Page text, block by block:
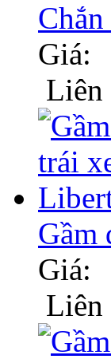
Giá:
Liên
Gầm
Giá:
Liên